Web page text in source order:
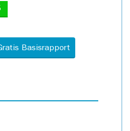
Basisrapport